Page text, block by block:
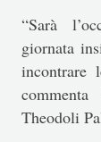
“Sarà
giornata
incontrare
commenta
Theodoli